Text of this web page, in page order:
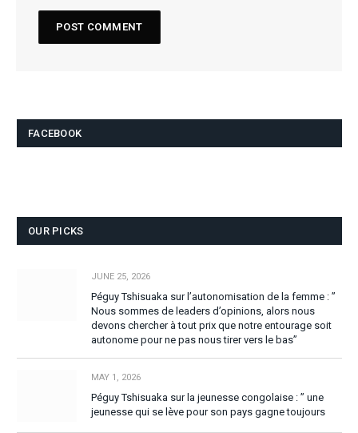
FACEBOOK
OUR PICKS
JUNE 25, 2026
Péguy Tshisuaka sur l’autonomisation de la femme : ”
Nous sommes de leaders d’opinions, alors nous
devons chercher à tout prix que notre entourage soit
autonome pour ne pas nous tirer vers le bas”
MAY 1, 2026
Péguy Tshisuaka sur la jeunesse congolaise : ” une
jeunesse qui se lève pour son pays gagne toujours